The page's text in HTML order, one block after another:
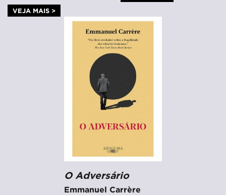
VEJA MAIS >
O Adversário
Emmanuel Carrère